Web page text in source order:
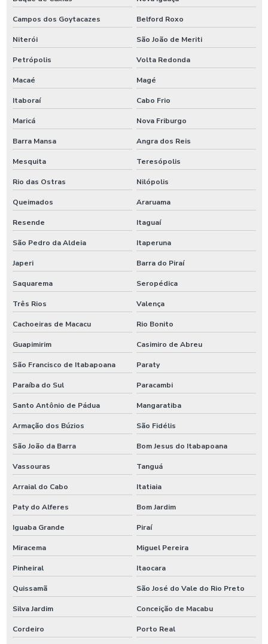
Campos dos Goytacazes Belford Roxo
Niterói São João de Meriti
Petrópolis Volta Redonda
Macaé Magé
Itaboraí Cabo Frio
Maricá Nova Friburgo
Barra Mansa Angra dos Reis
Mesquita Teresópolis
Rio das Ostras Nilópolis
Queimados Araruama
Resende Itaguaí
São Pedro da Aldeia Itaperuna
Japeri Barra do Piraí
Saquarema Seropédica
Três Rios Valença
Cachoeiras de Macacu Rio Bonito
Guapimirim Casimiro de Abreu
São Francisco de Itabapoana Paraty
Paraíba do Sul Paracambi
Santo Antônio de Pádua Mangaratiba
Armação dos Búzios São Fidélis
São João da Barra Bom Jesus do Itabapoana
Vassouras Tanguá
Arraial do Cabo Itatiaia
Paty do Alferes Bom Jardim
Iguaba Grande Piraí
Miracema Miguel Pereira
Pinheiral Itaocara
Quissamã São José do Vale do Rio Preto
Silva Jardim Conceição de Macabu
Cordeiro Porto Real